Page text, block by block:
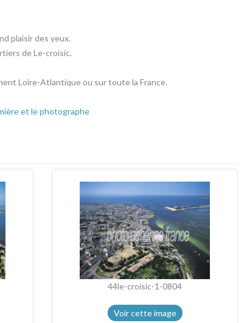
plaisir des yeux.
de Le-croisic.
Loire-Atlantique ou sur toute la France.
et le photographe
44le-croisic-1-0804
Voir cette image